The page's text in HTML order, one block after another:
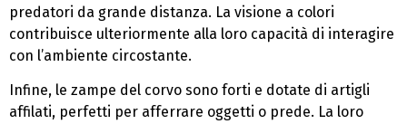
predatori da grande distanza. La visione a colori
contribuisce ulteriormente alla loro capacità di interagire
con l’ambiente circostante.
Infine, le zampe del corvo sono forti e dotate di artigli
affilati, perfetti per afferrare oggetti o prede. La loro